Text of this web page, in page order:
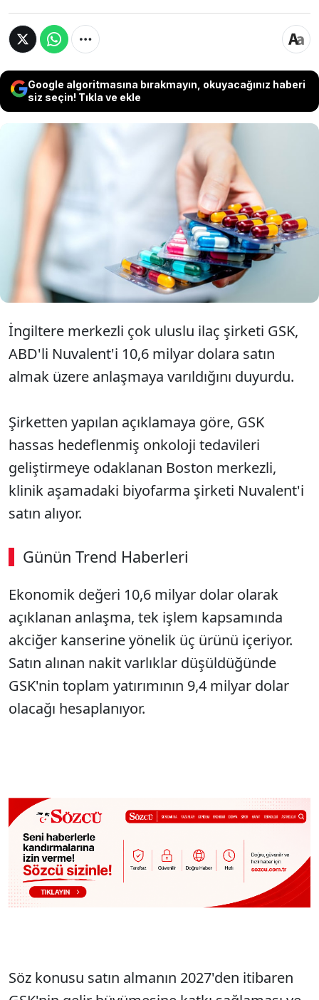
Google algoritmasına bırakmayın, okuyacağınız haberi
siz seçin! Tıkla ve ekle
İngiliz ilaç devi GSK, akciğer kanseri
tedavilerindeki portföyünü genişletmek
amacıyla ABD'li biyofarma şirketi
Nuvalent'i 10,6 milyar dolara satın alıyor.
İngiltere merkezli çok uluslu ilaç şirketi GSK,
ABD'li Nuvalent'i 10,6 milyar dolara satın
almak üzere anlaşmaya varıldığını duyurdu.
Şirketten yapılan açıklamaya göre, GSK
hassas hedeflenmiş onkoloji tedavileri
geliştirmeye odaklanan Boston merkezli,
klinik aşamadaki biyofarma şirketi Nuvalent'i
satın alıyor.
Günün Trend Haberleri
Ekonomik değeri 10,6 milyar dolar olarak
açıklanan anlaşma, tek işlem kapsamında
akciğer kanserine yönelik üç ürünü içeriyor.
Satın alınan nakit varlıklar düşüldüğünde
GSK'nin toplam yatırımının 9,4 milyar dolar
olacağı hesaplanıyor.
Söz konusu satın almanın 2027'den itibaren